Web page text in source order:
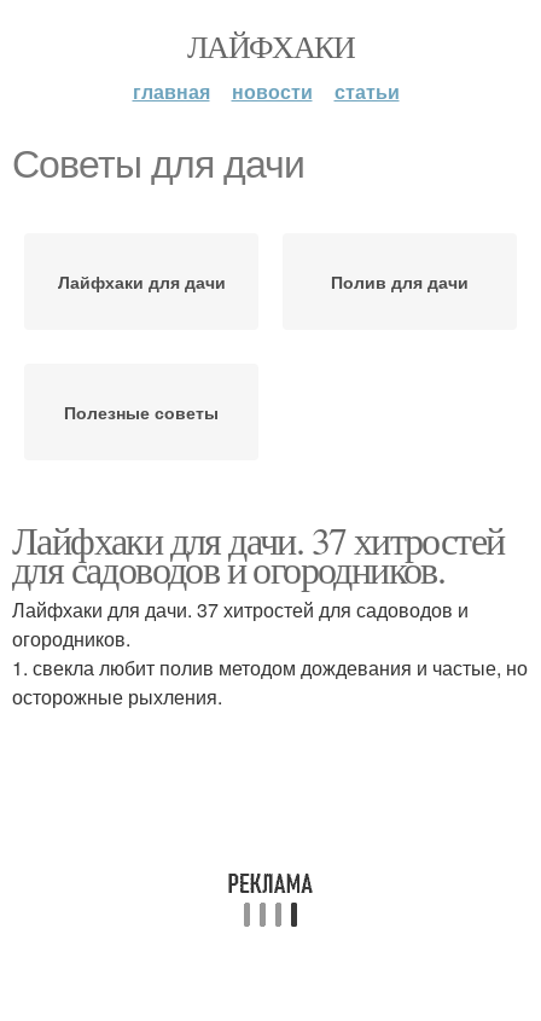
ЛАЙФХАКИ
главная новости статьи
Советы для дачи
Лайфхаки для дачи Полив для дачи
Полезные советы
Лайфхаки для дачи. 37 хитростей
для садоводов и огородников.
Лайфхаки для дачи. 37 хитростей для садоводов и
огородников.
1. свекла любит полив методом дождевания и частые, но
осторожные рыхления.